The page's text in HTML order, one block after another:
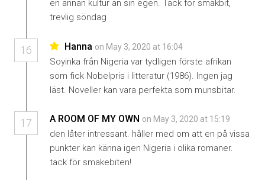
en annan kultur än sin egen. Tack för smakbit,
trevlig söndag
16 Hanna on May 3, 2020 at 16:04
Soyinka från Nigeria var tydligen förste afrikan
som fick Nobelpris i litteratur (1986). Ingen jag
läst. Noveller kan vara perfekta som munsbitar.
17 A ROOM OF MY OWN on May 3, 2020 at 15:19
den låter intressant. håller med om att en på vissa
punkter kan känna igen Nigeria i olika romaner.
tack för smakebiten!